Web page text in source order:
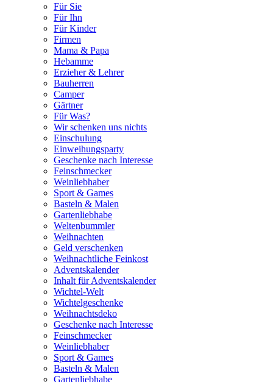
Für Sie
Für Ihn
Für Kinder
Firmen
Mama & Papa
Hebamme
Erzieher & Lehrer
Bauherren
Camper
Gärtner
Für Was?
Wir schenken uns nichts
Einschulung
Einweihungsparty
Geschenke nach Interesse
Feinschmecker
Weinliebhaber
Sport & Games
Basteln & Malen
Gartenliebhabe
Weltenbummler
Weihnachten
Geld verschenken
Weihnachtliche Feinkost
Adventskalender
Inhalt für Adventskalender
Wichtel-Welt
Wichtelgeschenke
Weihnachtsdeko
Geschenke nach Interesse
Feinschmecker
Weinliebhaber
Sport & Games
Basteln & Malen
Gartenliebhabe